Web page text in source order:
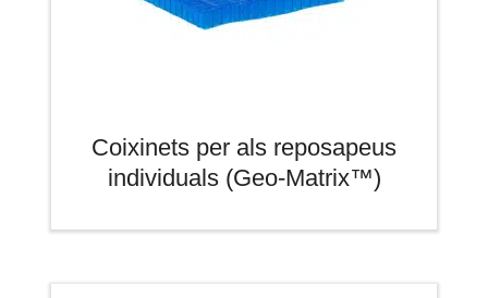
Coixinets per als reposapeus
individuals (Geo-Matrix™)